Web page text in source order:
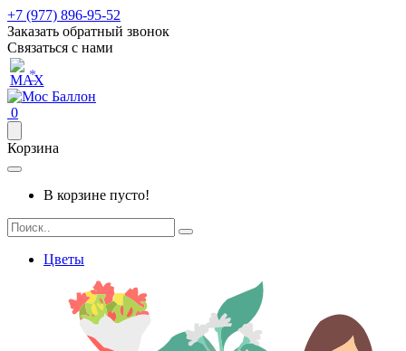
+7 (977) 896-95-52
Заказать обратный звонок
Связаться с нами
*
0
Корзина
В корзине пусто!
Цветы